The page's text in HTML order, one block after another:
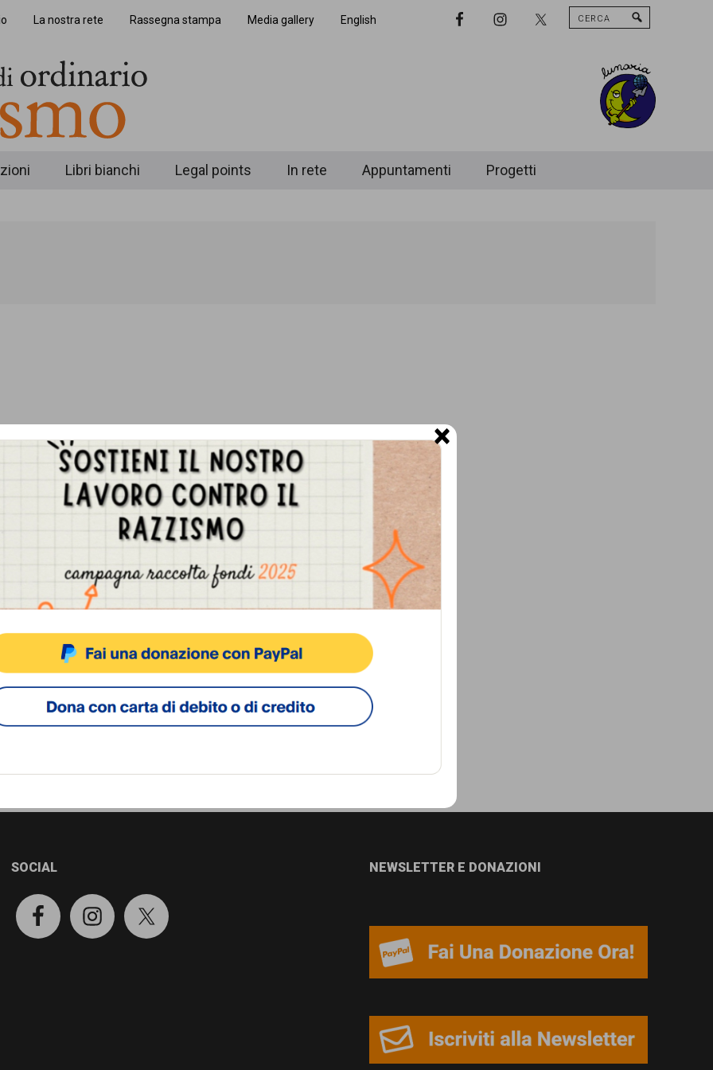
sito fa uso di cookie, anche di terze parti, ma non utilizza alcun cookie di profilazione.
ACCETTA NEGA VISUALIZZA LE PREFERENZE
La nostra rete Rassegna stampa Media gallery English
Nav
Cerca
Libri bianchi Legal points In rete Appuntamenti Progetti
SOCIAL NEWSLETTER E DONAZIONI
×